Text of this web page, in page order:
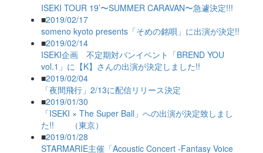
ISEKI TOUR 19’〜SUMMER CARAVAN〜急遽決定!!!
■2019/02/17
someno kyoto presents「そめの銘唄」に出演が決定!!
■2019/02/14
ISEKI企画 不定期対バンイベント「BREND YOU
vol.1」に【K】さんの出演が決定しました!!
■2019/02/04
「夜間飛行」2/13に配信リリース決定
■2019/01/30
「ISEKI × The Super Ball」への出演が決定致しまし
た!! （東京）
■2019/01/28
STARMARIE主催「Acoustic Concert -Fantasy Voice